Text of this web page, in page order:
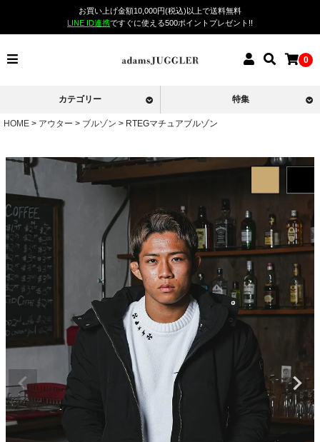
お買い上げ金額10,000円(税込)以上で送料無料
LINE ID連携ですぐに使える500ポイントプレゼント!!
0
カテゴリー 特集
HOME アウター ブルゾン RTEGマチュアブルゾン